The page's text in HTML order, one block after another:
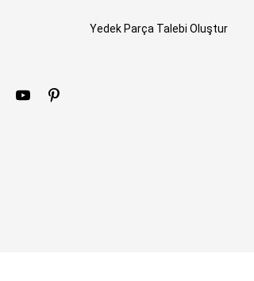
Yedek Parça Talebi Oluştur